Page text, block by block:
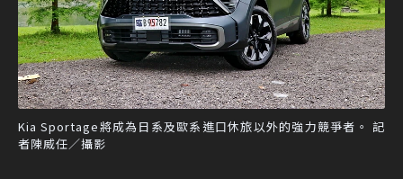
Kia Sportage將成為日系及歐系進口休旅以外的強力競爭者。 記
者陳威任／攝影